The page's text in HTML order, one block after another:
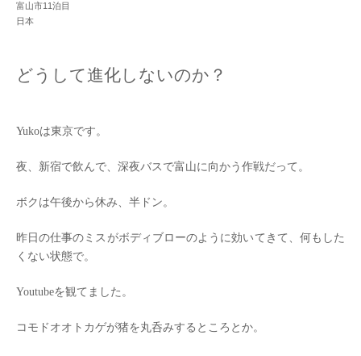
富山市11泊目
日本
どうして進化しないのか？
Yukoは東京です。
夜、新宿で飲んで、深夜バスで富山に向かう作戦だって。
ボクは午後から休み、半ドン。
昨日の仕事のミスがボディブローのように効いてきて、何もした
くない状態で。
Youtubeを観てました。
コモドオオトカゲが猪を丸呑みするところとか。